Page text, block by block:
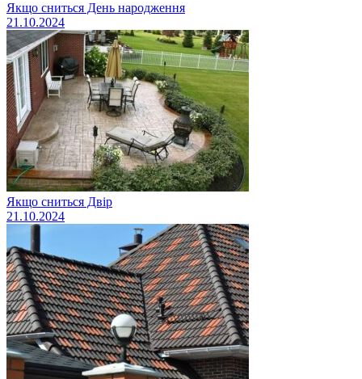
Якщо сниться День народження
21.10.2024
Якщо сниться Двір
21.10.2024